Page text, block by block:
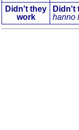
Didn't they
work
Didn't
hanno